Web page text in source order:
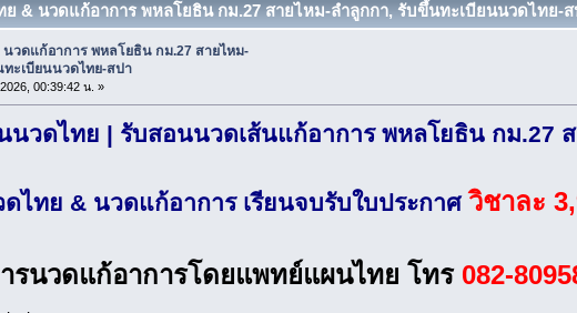
& นวดแก้อาการ พหลโยธิน กม.27 สายไหม-ลำลูกกา, รับขึ้นทะเบียนนวดไทย-
วดแก้อาการ พหลโยธิน กม.27 สายไหม-
ะเบียนนวดไทย-สปา
00:39:42 น. »
นวดไทย | รับสอนนวดเส้นแก้อาการ พหลโยธิน กม.27
ไทย & นวดแก้อาการ เรียนจบรับใบประกาศ วิชาละ
รนวดแก้อาการโดยแพทย์แผนไทย โทร 082-